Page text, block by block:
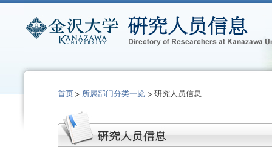
首页 所属部门分类一览 研究人员信息